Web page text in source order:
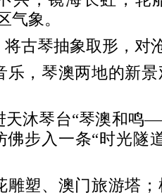
气象。
古琴抽象取形，对
乐，琴澳两地的新
天沐琴台“琴澳和鸣
佛步入一条“时光隧
雕塑、澳门旅游塔